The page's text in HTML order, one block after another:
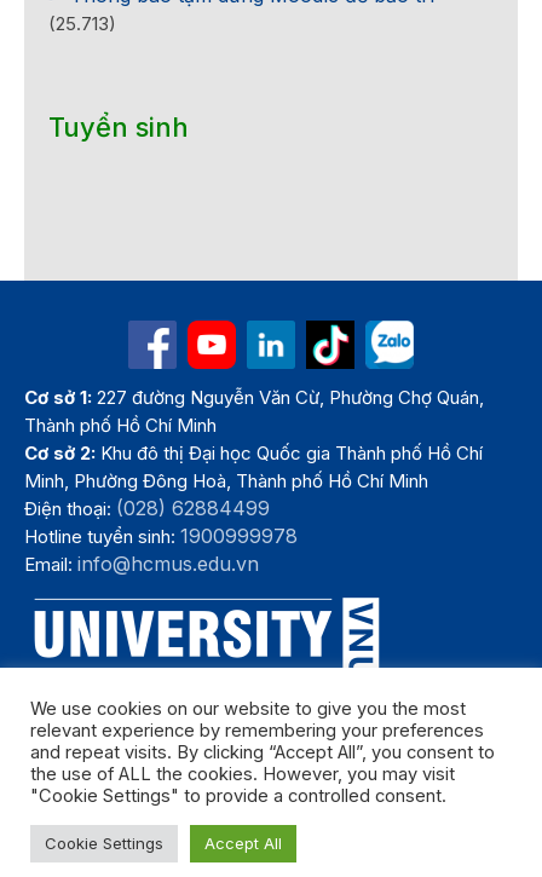
(25.713)
Tuyển sinh
Cơ sở 1: 227 đường Nguyễn Văn Cừ, Phường Chợ Quán,
Thành phố Hồ Chí Minh
Cơ sở 2: Khu đô thị Đại học Quốc gia Thành phố Hồ Chí
Minh, Phường Đông Hoà, Thành phố Hồ Chí Minh
Điện thoại: (028) 62884499
Hotline tuyển sinh:1900999978
Email:info@hcmus.edu.vn
Bản quyền thuộc Trường Đại học Khoa học tự nhiên, Đại học Quốc
gia Thành phố Hồ Chí Minh. Năm 2024
We use cookies on our website to give you the most
relevant experience by remembering your preferences
and repeat visits. By clicking “Accept All”, you consent to
the use of ALL the cookies. However, you may visit
"Cookie Settings" to provide a controlled consent.
Cookie Settings Accept All